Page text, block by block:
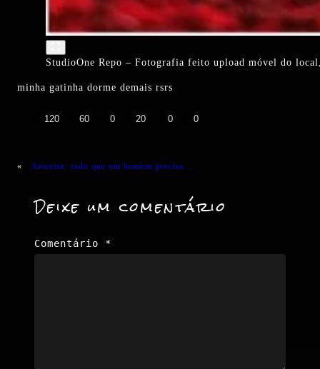
StudioOne Repo – Fotografia feito upload móvel do
minha gatinha dorme demais rsrs
120 60 0 20 0 0
« Anterior: todo que um homem precisa …
Deixe um comentário
Comentário *